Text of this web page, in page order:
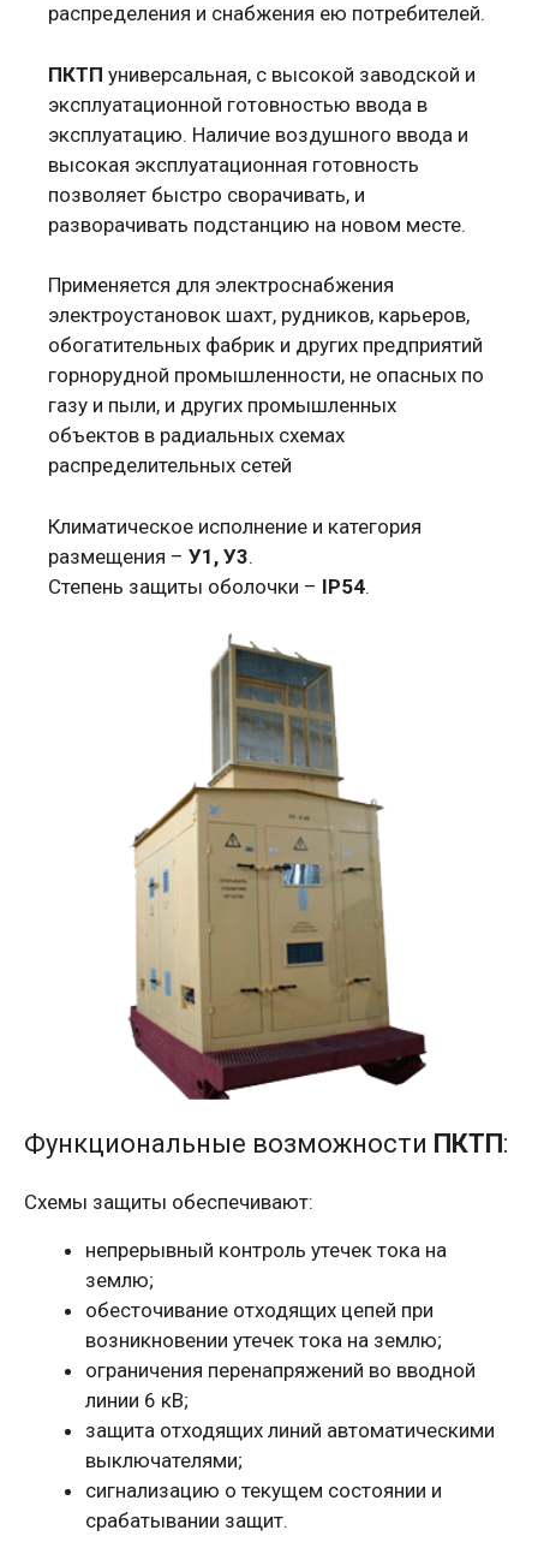
распределения и снабжения ею потребителей.
ПКТП универсальная, с высокой заводской и
эксплуатационной готовностью ввода в
эксплуатацию. Наличие воздушного ввода и
высокая эксплуатационная готовность
позволяет быстро сворачивать, и
разворачивать подстанцию на новом месте.
Применяется для электроснабжения
электроустановок шахт, рудников, карьеров,
обогатительных фабрик и других предприятий
горнорудной промышленности, не опасных по
газу и пыли, и других промышленных
объектов в радиальных схемах
распределительных сетей
Климатическое исполнение и категория
размещения – У1, У3.
Степень защиты оболочки – IР54.
Функциональные возможности ПКТП:
Схемы защиты обеспечивают:
непрерывный контроль утечек тока на
землю;
обесточивание отходящих цепей при
возникновении утечек тока на землю;
ограничения перенапряжений во вводной
линии 6 кВ;
защита отходящих линий автоматическими
выключателями;
сигнализацию о текущем состоянии и
срабатывании защит.